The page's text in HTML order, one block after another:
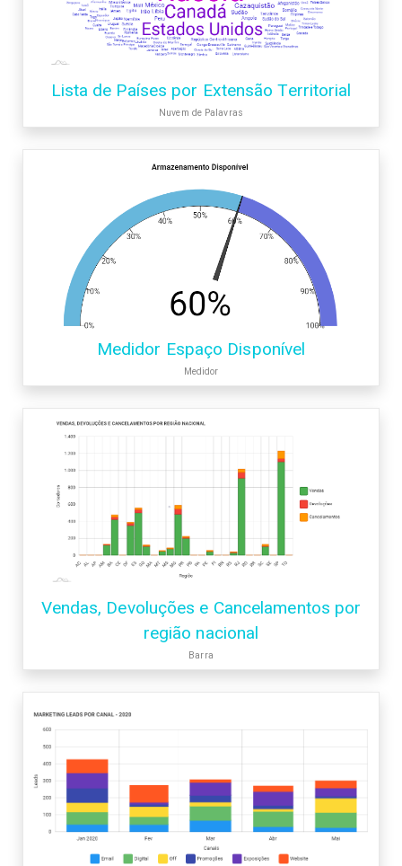
Lista de Países por Extensão Territorial
Nuvem de Palavras
Medidor Espaço Disponível
Medidor
Vendas, Devoluções e Cancelamentos por
região nacional
Barra